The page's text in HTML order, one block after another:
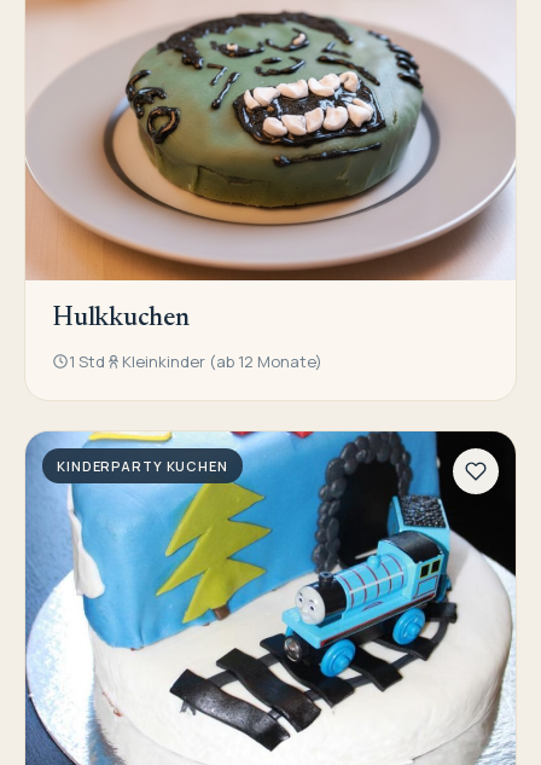
Hulkkuchen
1 Std Kleinkinder (ab 12 Monate)
KINDERPARTY KUCHEN